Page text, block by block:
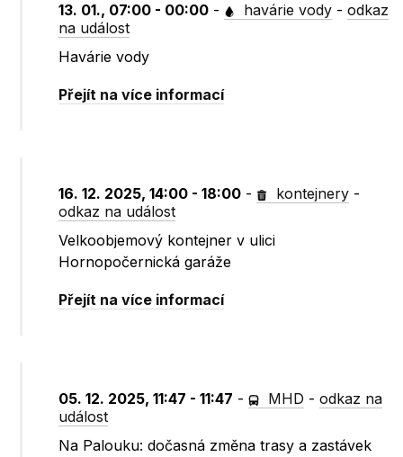
13. 01., 07:00 - 00:00 - havárie vody -odkaz
na událost
Havárie vody
Přejít na více informací
16. 12. 2025, 14:00 - 18:00 - kontejnery -
odkaz na událost
Velkoobjemový kontejner v ulici
Hornopočernická garáže
Přejít na více informací
05. 12. 2025, 11:47 - 11:47 - MHD -odkaz na
událost
Na Palouku: dočasná změna trasy a zastávek